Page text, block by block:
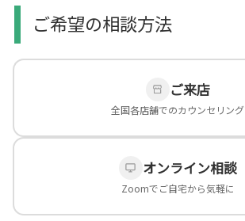
ご希望の相談方法
ご来店
全国各店舗でのカウンセリング
オンライン相談
Zoomでご自宅から気軽に